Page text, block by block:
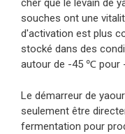
cher que le levain de
souches ont une
d'activation est plus
stocké dans des
autour de -45 ℃ pour
Le démarreur de
seulement être
fermentation pour